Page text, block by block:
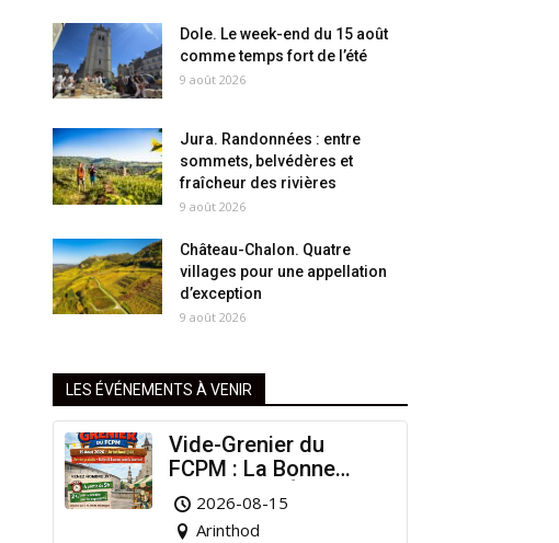
Dole. Le week-end du 15 août
comme temps fort de l’été
9 août 2026
Jura. Randonnées : entre
sommets, belvédères et
fraîcheur des rivières
9 août 2026
Château-Chalon. Quatre
villages pour une appellation
d’exception
9 août 2026
LES ÉVÉNEMENTS À VENIR
Vide-Grenier du
FCPM : La Bonne
Affaire de l’Été à
Arinthod !
2026-08-15
Arinthod